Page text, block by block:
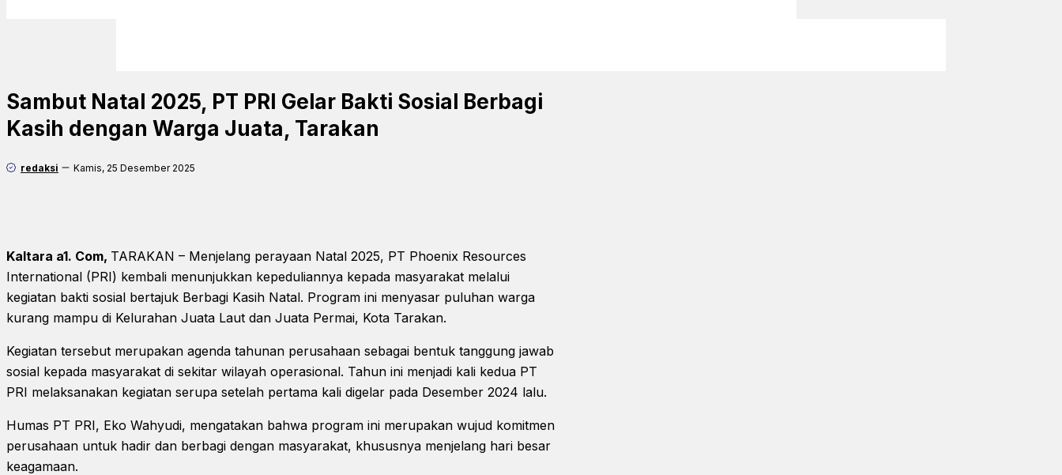
Sambut Natal 2025, PT PRI Gelar Bakti Sosial Berbagi
Kasih dengan Warga Juata, Tarakan
redaksi Kamis, 25 Desember 2025
Kaltara a1. Com, TARAKAN – Menjelang perayaan Natal 2025, PT Phoenix Resources
International (PRI) kembali menunjukkan kepeduliannya kepada masyarakat melalui
kegiatan bakti sosial bertajuk Berbagi Kasih Natal. Program ini menyasar puluhan warga
kurang mampu di Kelurahan Juata Laut dan Juata Permai, Kota Tarakan.
Kegiatan tersebut merupakan agenda tahunan perusahaan sebagai bentuk tanggung jawab
sosial kepada masyarakat di sekitar wilayah operasional. Tahun ini menjadi kali kedua PT
PRI melaksanakan kegiatan serupa setelah pertama kali digelar pada Desember 2024 lalu.
Humas PT PRI, Eko Wahyudi, mengatakan bahwa program ini merupakan wujud komitmen
perusahaan untuk hadir dan berbagi dengan masyarakat, khususnya menjelang hari besar
keagamaan.